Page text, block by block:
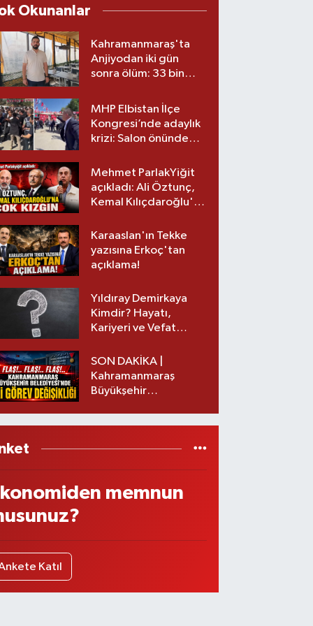
Okunanlar
Kahramanmaraş'ta
Anjiyodan iki gün
sonra ölüm: 33 bin
savcılıkta
MHP Elbistan İlçe
Kongresi’nde adaylık
krizi: Salon önünde
Mehmet ParlakYiğit
açıkladı: Ali Öztunç,
Kemal Kılıçdaroğlu'na
Karaaslan'ın Tekke
yazısına Erkoç'tan
açıklama!
Yıldıray Demirkaya
Kimdir? Hayatı,
Kariyeri ve Vefat
SON DAKİKA |
Kahramanmaraş
Büyükşehir
memnun
Katıl